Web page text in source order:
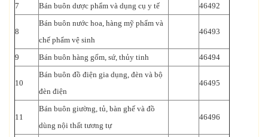
7 Bán buôn dược phẩm và dụng cụ y tế 46492
8
Bán buôn nước hoa, hàng mỹ phẩm và
chế phẩm vệ sinh
46493
9 Bán buôn hàng gốm, sứ, thủy tinh 46494
10
Bán buôn đồ điện gia dụng, đèn và bộ
đèn điện
46495
11
Bán buôn giường, tủ, bàn ghế và đồ
dùng nội thất tương tự
46496